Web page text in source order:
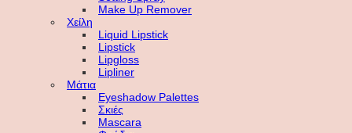
Make Up Remover
Χείλη
Liquid Lipstick
Lipstick
Lipgloss
Lipliner
Μάτια
Eyeshadow Palettes
Σκιές
Mascara